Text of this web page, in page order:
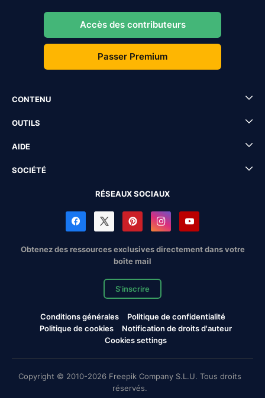
Accès des contributeurs
Passer Premium
CONTENU
OUTILS
AIDE
SOCIÉTÉ
RÉSEAUX SOCIAUX
Obtenez des ressources exclusives directement dans votre
boîte mail
S'inscrire
Conditions générales
Politique de confidentialité
Politique de cookies
Notification de droits d'auteur
Cookies settings
Copyright © 2010-2026 Freepik Company S.L.U. Tous droits
réservés.